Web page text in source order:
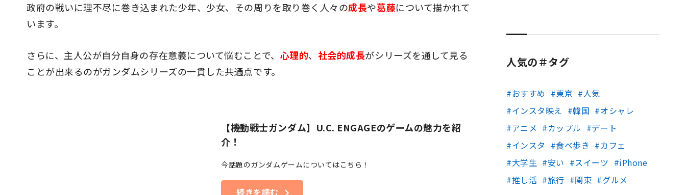
政府の戦いに理不尽に巻き込まれた少年、少女、その周りを取り巻く人々の成長や葛藤について描かれて
います。
さらに、主人公が自分自身の存在意義について悩むことで、 心理的、 社会的成長がシリーズを通して見る
ことが出来るのがガンダムシリーズの一貫した共通点です。
【機動戦士ガンダム】U.C. ENGAGEのゲームの魅力を紹
介！
今話題のガンダムゲームについてはこちら！
続きを読む
人気の＃タグ
おすすめ 東京
人気
インスタ映え
韓国
オシャレ
アニメ
カップル
デート
インスタ
食べ歩き
カフェ
大学生
安い スイーツ
iPhone
推し活
旅行 関東 グルメ